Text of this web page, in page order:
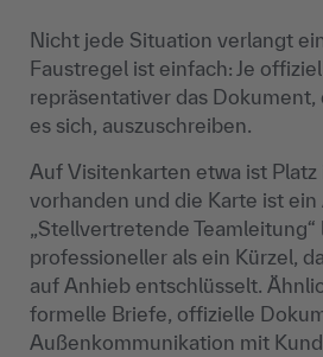
Nicht jede Situation verlangt
Faustregel ist einfach: Je
repräsentativer das
es sich, auszuschreiben.
Auf Visitenkarten etwa ist Platz
vorhanden und die Karte ist ein
„Stellvertretende Teamleitung“
professioneller als ein Kürzel,
auf Anhieb entschlüsselt.
formelle Briefe, offizielle
Außenkommunikation mit